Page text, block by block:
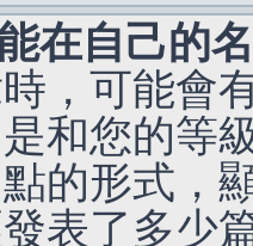
在自己的
，可能會
和您的等
的形式，
表了多少